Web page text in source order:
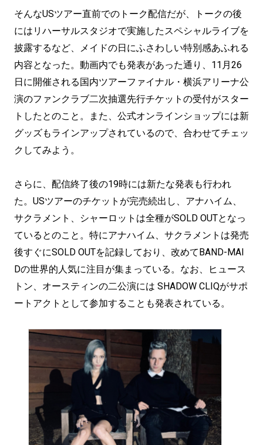
そんなUSツアー直前でのトーク配信だが、トークの後
にはリハーサルスタジオで実施したスペシャルライブを
披露するなど、メイドの日にふさわしい特別感あふれる
内容となった。動画内でも発表があった通り、11月26
日に開催される国内ツアーファイナル・横浜アリーナ公
演のファンクラブ二次抽選先行チケットの受付がスター
トしたとのこと。また、公式オンラインショップには新
グッズもラインアップされているので、合わせてチェッ
クしてみよう。
さらに、配信終了後の19時には新たな発表も行われ
た。USツアーのチケットが完売続出し、アナハイム、
サクラメント、シャーロットは全種がSOLD OUTとなっ
ているとのこと。特にアナハイム、サクラメントは発売
後すぐにSOLD OUTを記録しており、改めてBAND-MAI
Dの世界的人気に注目が集まっている。なお、ヒュース
トン、オースティンの二公演には SHADOW CLIQがサポ
ートアクトとして参加することも発表されている。